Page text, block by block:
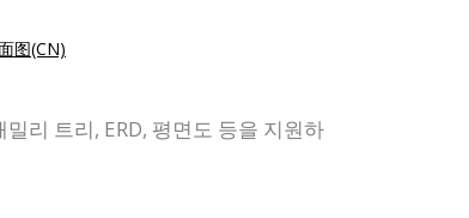
图(CN)
리 트리, ERD, 평면도 등을 지원하